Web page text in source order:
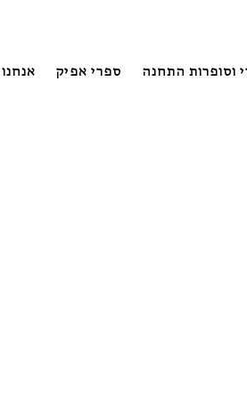
וסופרות התחנה ספרי אפיק אנחנו